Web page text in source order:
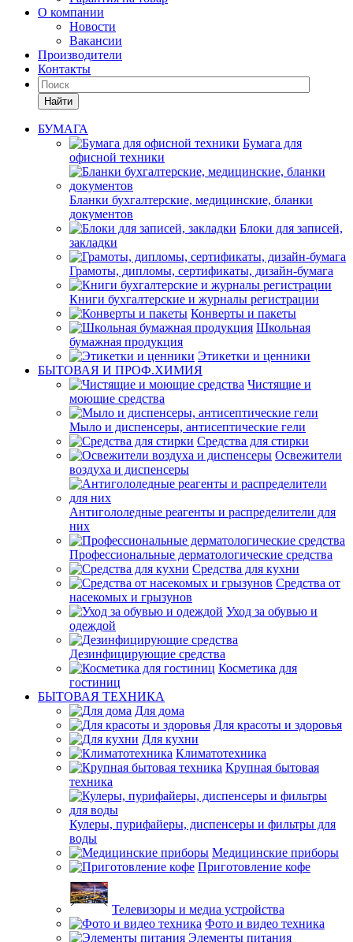
О компании
Новости
Вакансии
Производители
Контакты
Найти
БУМАГА
Бумага для
офисной техники
Бланки бухгалтерские, медицинские, бланки
документов
Блоки для записей,
закладки
Грамоты, дипломы, сертификаты, дизайн-бумага
Книги бухгалтерские и журналы регистрации
Конверты и пакеты
Школьная
бумажная продукция
Этикетки и ценники
БЫТОВАЯ И ПРОФ.ХИМИЯ
Чистящие и
моющие средства
Мыло и диспенсеры, антисептические гели
Средства для стирки
Освежители
воздуха и диспенсеры
Антигололедные реагенты и распределители для
них
Профессиональные дерматологические средства
Средства для кухни
Средства от
насекомых и грызунов
Уход за обувью и
одеждой
Дезинфицирующие средства
Косметика для
гостиниц
БЫТОВАЯ ТЕХНИКА
Для дома
Для красоты и здоровья
Для кухни
Климатотехника
Крупная бытовая
техника
Кулеры, пурифайеры, диспенсеры и фильтры для
воды
Медицинские приборы
Приготовление кофе
Телевизоры и медиа устройства
Фото и видео техника
Элементы питания